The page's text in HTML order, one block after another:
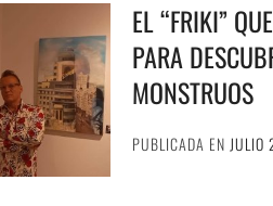
EL “FRIKI”
PARA
MONSTRUOS
PUBLICADA EN